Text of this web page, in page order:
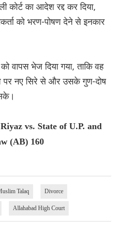
कोर्ट का आदेश रद्द कर दिया,
को भरण-पोषण देने से इनकार
वापस भेज दिया गया, ताकि वह
पर नए सिरे से और उसके गुण-दोष
vs. State of U.P. and
(AB) 160
Talaq Divorce
Allahabad High Court